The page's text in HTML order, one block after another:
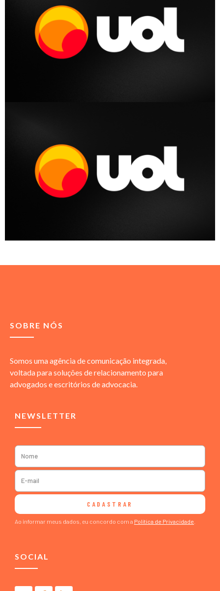
SOBRE NÓS
Somos uma agência de comunicação integrada,
voltada para soluções de relacionamento para
advogados e escritórios de advocacia.
NEWSLETTER
CADASTRAR
Ao informar meus dados, eu concordo com a Política de Privacidade
SOCIAL